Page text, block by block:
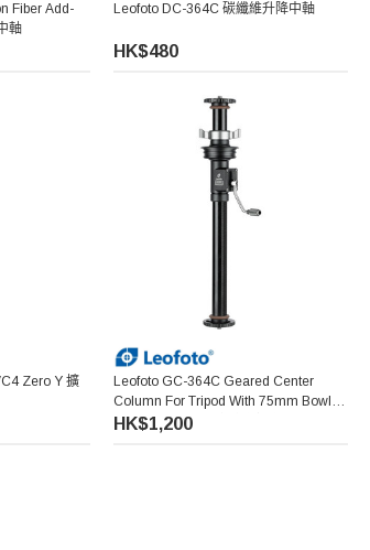
Fiber Add-
軸
Leofoto DC-364C 碳纖維升降中軸
HK$480
Zero Y 擴
Leofoto GC-364C Geared Center
Column For Tripod With 75mm Bowl
Adapter 齒輪快速定位微調中軸
HK$1,200